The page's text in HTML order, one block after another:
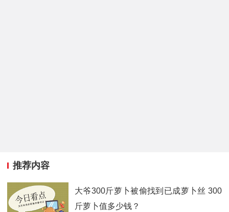
推荐内容
大爷300斤萝卜被偷找到已成萝卜丝 300
斤萝卜值多少钱？